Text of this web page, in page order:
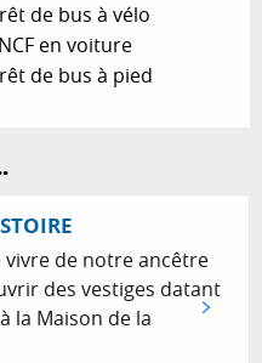
de bus à vélo
en voiture
de bus à pied
de notre ancêtre
des vestiges datant
la Maison de la